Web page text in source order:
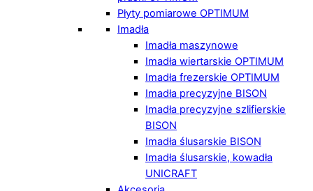
Płyty pomiarowe OPTIMUM
Imadła
Imadła maszynowe
Imadła wiertarskie OPTIMUM
Imadła frezerskie OPTIMUM
Imadła precyzyjne BISON
Imadła precyzyjne szlifierskie
BISON
Imadła ślusarskie BISON
Imadła ślusarskie, kowadła
UNICRAFT